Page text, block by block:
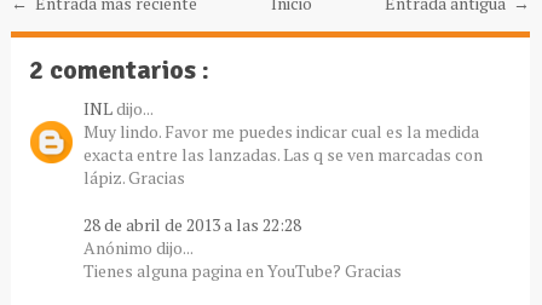
2 comentarios :
INLdijo...
Muy lindo. Favor me puedes indicar cual es la medida
exacta entre las lanzadas. Las q se ven marcadas con
lápiz. Gracias
28 de abril de 2013 a las 22:28
Anónimo dijo...
Tienes alguna pagina en YouTube? Gracias